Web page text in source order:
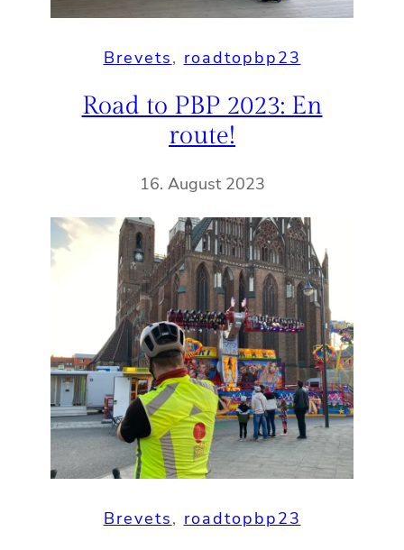
Brevets, roadtopbp23
Road to PBP 2023: En
route!
16. August 2023
Brevets, roadtopbp23